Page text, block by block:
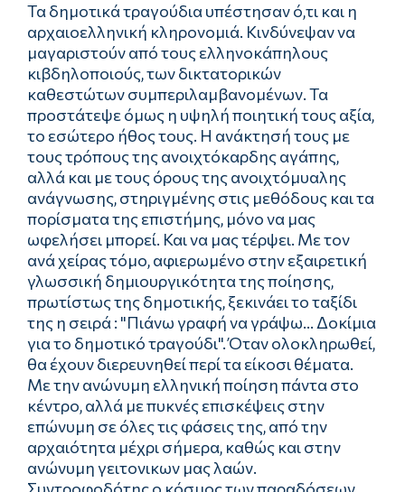
Τα δημοτικά τραγούδια υπέστησαν ό,τι και η
αρχαιοελληνική κληρονομιά. Κινδύνεψαν να
μαγαριστούν από τους ελληνοκάπηλους
κιβδηλοποιούς, των δικτατορικών
καθεστώτων συμπεριλαμβανομένων. Τα
προστάτεψε όμως η υψηλή ποιητική τους αξία,
το εσώτερο ήθος τους. Η ανάκτησή τους με
τους τρόπους της ανοιχτόκαρδης αγάπης,
αλλά και με τους όρους της ανοιχτόμυαλης
ανάγνωσης, στηριγμένης στις μεθόδους και τα
πορίσματα της επιστήμης, μόνο να μας
ωφελήσει μπορεί. Και να μας τέρψει. Με τον
ανά χείρας τόμο, αφιερωμένο στην εξαιρετική
γλωσσική δημιουργικότητα της ποίησης,
πρωτίστως της δημοτικής, ξεκινάει το ταξίδι
της η σειρά : "Πιάνω γραφή να γράψω... Δοκίμια
για το δημοτικό τραγούδι". Όταν ολοκληρωθεί,
θα έχουν διερευνηθεί περί τα είκοσι θέματα.
Με την ανώνυμη ελληνική ποίηση πάντα στο
κέντρο, αλλά με πυκνές επισκέψεις στην
επώνυμη σε όλες τις φάσεις της, από την
αρχαιότητα μέχρι σήμερα, καθώς και στην
ανώνυμη γειτονικων μας λαών.